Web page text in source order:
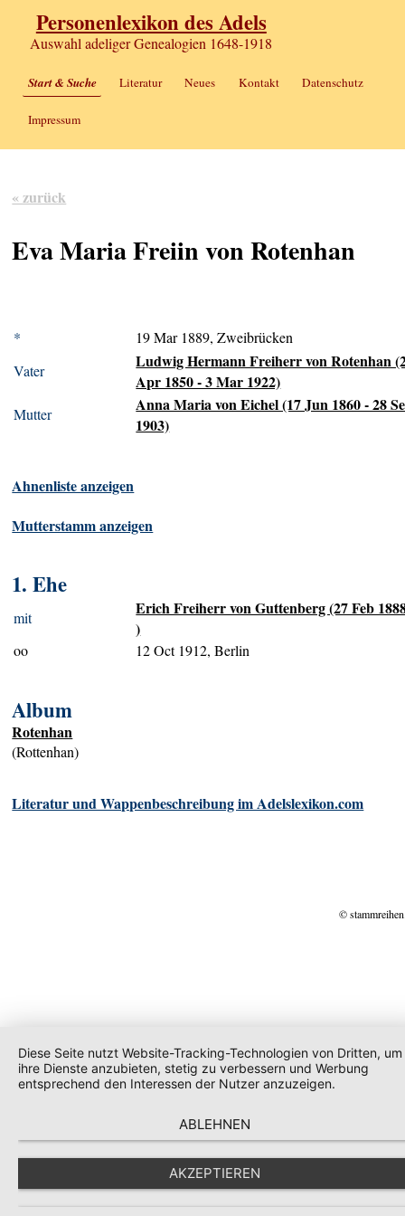
Personenlexikon des Adels
Auswahl adeliger Genealogien 1648-1918
Start & Suche Literatur Neues Kontakt Datenschutz
Impressum
« zurück
Eva Maria Freiin von Rotenhan
*
19 Mar 1889, Zweibrücken
Vater
Ludwig Hermann Freiherr von Rotenhan
Apr 1850 - 3 Mar 1922)
Mutter
Anna Maria von Eichel (17 Jun 1860 - 28
1903)
Ahnenliste anzeigen
Mutterstamm anzeigen
1. Ehe
mit
Erich Freiherr von Guttenberg (27 Feb
)
oo 12 Oct 1912, Berlin
Album
Rotenhan
(Rottenhan)
Literatur und Wappenbeschreibung im Adelslexikon.com
©
Diese Seite nutzt Website-Tracking-Technologien von Dritten, um
ihre Dienste anzubieten, stetig zu verbessern und Werbung
entsprechend den Interessen der Nutzer anzuzeigen.
ABLEHNEN
AKZEPTIEREN